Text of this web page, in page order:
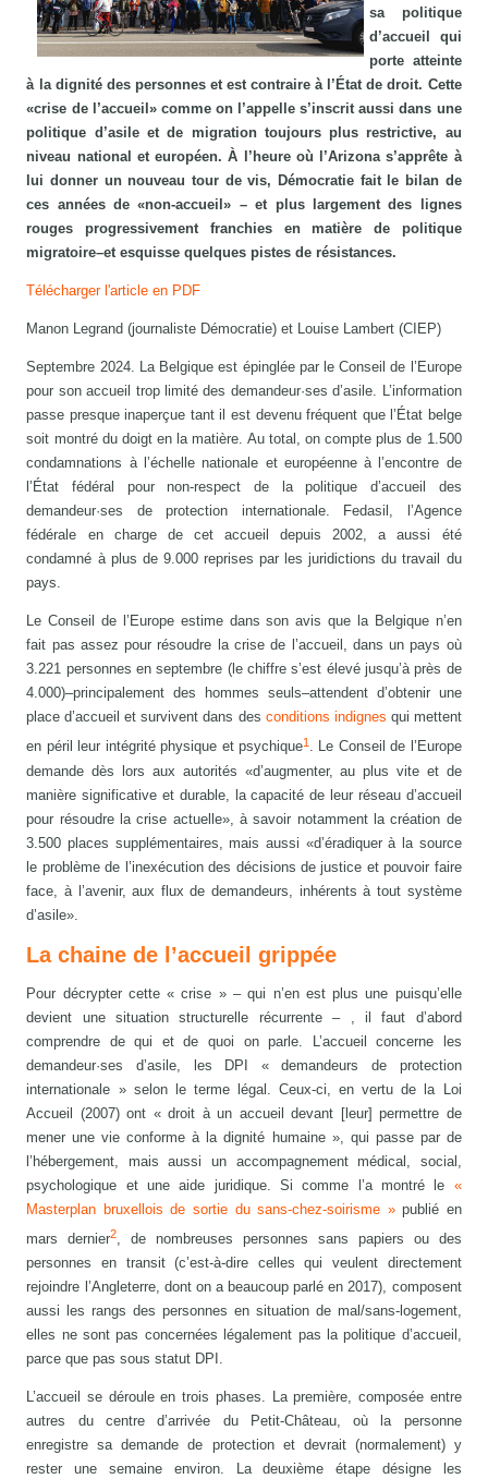
sa politique
d’accueil qui
porte atteinte
à la dignité des personnes et est contraire à l’État de droit. Cette
«crise de l’accueil» comme on l’appelle s’inscrit aussi dans une
politique d’asile et de migration toujours plus restrictive, au
niveau national et européen. À l’heure où l’Arizona s’apprête à
lui donner un nouveau tour de vis, Démocratie fait le bilan de
ces années de «non-accueil» – et plus largement des lignes
rouges progressivement franchies en matière de politique
migratoire–et esquisse quelques pistes de résistances.
Télécharger l'article en PDF
Manon Legrand (journaliste Démocratie) et Louise Lambert (CIEP)
Septembre 2024. La Belgique est épinglée par le Conseil de l’Europe
pour son accueil trop limité des demandeur·ses d’asile. L’information
passe presque inaperçue tant il est devenu fréquent que l’État belge
soit montré du doigt en la matière. Au total, on compte plus de 1.500
condamnations à l’échelle nationale et européenne à l’encontre de
l’État fédéral pour non-respect de la politique d’accueil des
demandeur·ses de protection internationale. Fedasil, l’Agence
fédérale en charge de cet accueil depuis 2002, a aussi été
condamné à plus de 9.000 reprises par les juridictions du travail du
pays.
Le Conseil de l’Europe estime dans son avis que la Belgique n’en
fait pas assez pour résoudre la crise de l’accueil, dans un pays où
3.221 personnes en septembre (le chiffre s’est élevé jusqu’à près de
4.000)–principalement des hommes seuls–attendent d’obtenir une
place d’accueil et survivent dans des conditions indignes qui mettent
en péril leur intégrité physique et psychique1. Le Conseil de l’Europe
demande dès lors aux autorités «d’augmenter, au plus vite et de
manière significative et durable, la capacité de leur réseau d’accueil
pour résoudre la crise actuelle», à savoir notamment la création de
3.500 places supplémentaires, mais aussi «d’éradiquer à la source
le problème de l’inexécution des décisions de justice et pouvoir faire
face, à l’avenir, aux flux de demandeurs, inhérents à tout système
d’asile».
La chaine de l’accueil grippée
Pour décrypter cette « crise » – qui n’en est plus une puisqu’elle
devient une situation structurelle récurrente – , il faut d’abord
comprendre de qui et de quoi on parle. L’accueil concerne les
demandeur·ses d’asile, les DPI « demandeurs de protection
internationale » selon le terme légal. Ceux-ci, en vertu de la Loi
Accueil (2007) ont « droit à un accueil devant [leur] permettre de
mener une vie conforme à la dignité humaine », qui passe par de
l’hébergement, mais aussi un accompagnement médical, social,
psychologique et une aide juridique. Si comme l’a montré le «
Masterplan bruxellois de sortie du sans-chez-soirisme »publié en
mars dernier2, de nombreuses personnes sans papiers ou des
personnes en transit (c’est-à-dire celles qui veulent directement
rejoindre l’Angleterre, dont on a beaucoup parlé en 2017), composent
aussi les rangs des personnes en situation de mal/sans-logement,
elles ne sont pas concernées légalement pas la politique d’accueil,
parce que pas sous statut DPI.
L’accueil se déroule en trois phases. La première, composée entre
autres du centre d’arrivée du Petit-Château, où la personne
enregistre sa demande de protection et devrait (normalement) y
rester une semaine environ. La deuxième étape désigne les